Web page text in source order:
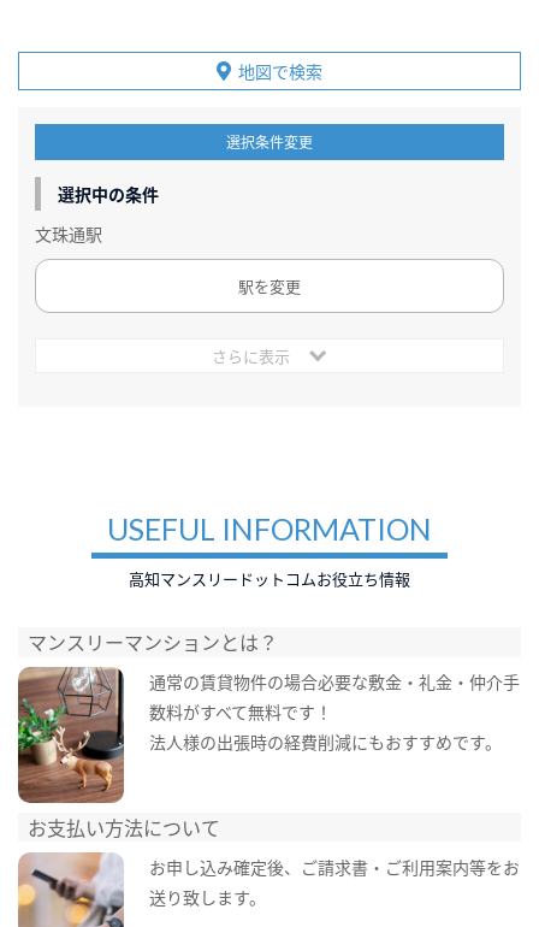
地図で検索
選択条件変更
選択中の条件
文珠通駅
駅を変更
さらに表示
USEFUL INFORMATION
高知マンスリードットコムお役立ち情報
マンスリーマンションとは？
通常の賃貸物件の場合必要な敷金・礼金・仲介手
数料がすべて無料です！
法人様の出張時の経費削減にもおすすめです。
お支払い方法について
お申し込み確定後、ご請求書・ご利用案内等をお
送り致します。